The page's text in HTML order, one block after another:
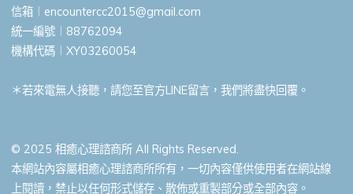
信箱︱ encountercc2015@gmail.com
統一編號︱88762094
機構代碼︱XY03260054
＊若來電無人接聽，請您至官方LINE留言，我們將盡快回覆。
© 2025 相癒心理諮商所 All Rights Reserved.
本網站內容屬相癒心理諮商所所有，一切內容僅供使用者在網站線
上閱讀，禁止以任何形式儲存、散佈或重製部分或全部內容。